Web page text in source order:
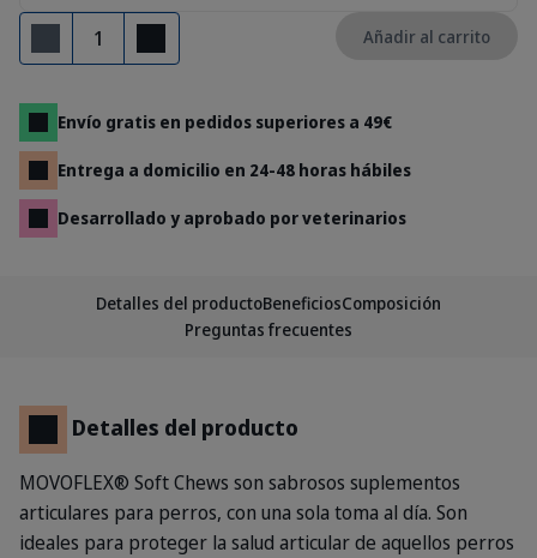
Eliminar
Cantidad
Añadir
Añadir al carrito
Envío gratis en pedidos superiores a 49€
Entrega a domicilio en 24-48 horas hábiles
Desarrollado y aprobado por veterinarios
Detalles del productoBeneficiosComposición
Preguntas frecuentes
Detalles del producto
MOVOFLEX® Soft Chews son sabrosos suplementos
articulares para perros, con una sola toma al día. Son
ideales para proteger la salud articular de aquellos perros